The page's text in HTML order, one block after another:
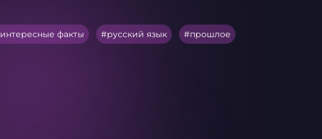
интересные факты русский язык прошлое